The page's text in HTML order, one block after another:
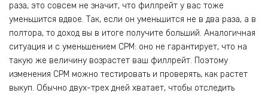
раза, это совсем не значит, что филлрейт у вас тоже
уменьшится вдвое. Так, если он уменьшится не в два раза, а в
полтора, то доход вы в итоге получите больший. Аналогичная
ситуация и с уменьшением CPM: оно не гарантирует, что на
такую же величину возрастет ваш филлрейт. Поэтому
изменения CPM можно тестировать и проверять, как растет
выкуп. Обычно двух-трех дней хватает, чтобы отследить